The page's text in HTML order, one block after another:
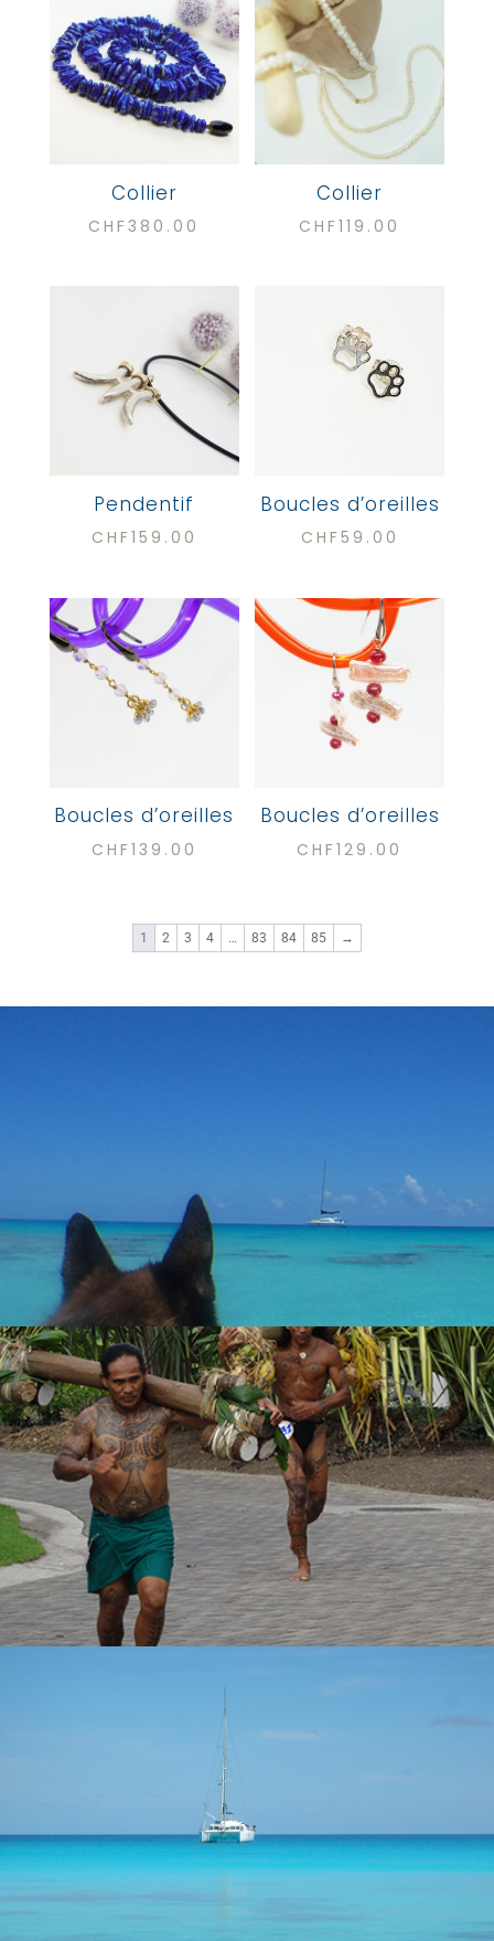
plus
ancien
Collier
CHF380.00
Collier
CHF119.00
Pendentif
CHF159.00
Boucles d’oreilles
CHF59.00
Boucles d’oreilles
CHF139.00
Boucles d’oreilles
CHF129.00
1 2 3 4 … 83 84 85 →